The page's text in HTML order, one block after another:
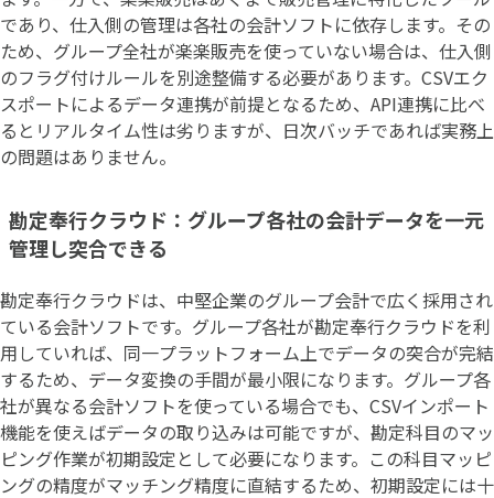
であり、仕入側の管理は各社の会計ソフトに依存します。その
ため、グループ全社が楽楽販売を使っていない場合は、仕入側
のフラグ付けルールを別途整備する必要があります。CSVエク
スポートによるデータ連携が前提となるため、API連携に比べ
るとリアルタイム性は劣りますが、日次バッチであれば実務上
の問題はありません。
勘定奉行クラウド：グループ各社の会計データを一元
管理し突合できる
勘定奉行クラウドは、中堅企業のグループ会計で広く採用され
ている会計ソフトです。グループ各社が勘定奉行クラウドを利
用していれば、同一プラットフォーム上でデータの突合が完結
するため、データ変換の手間が最小限になります。グループ各
社が異なる会計ソフトを使っている場合でも、CSVインポート
機能を使えばデータの取り込みは可能ですが、勘定科目のマッ
ピング作業が初期設定として必要になります。この科目マッピ
ングの精度がマッチング精度に直結するため、初期設定には十